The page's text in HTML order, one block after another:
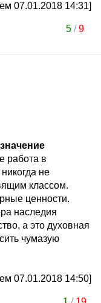
07.01.2018 14:31]
5/9
работа в
не
классом.
ценности.
наследия
а это духовная
чумазую
07.01.2018 14:50]